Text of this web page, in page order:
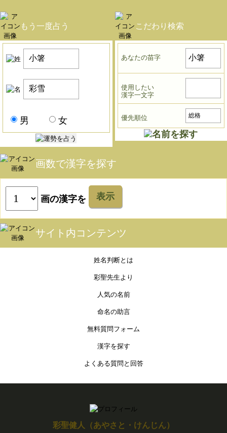
もう一度占う
男 女
こだわり検索
あなたの苗字
使用したい
漢字一文字
優先順位
画数で漢字を探す
画の漢字を 表示
サイト内コンテンツ
姓名判断とは
彩聖先生より
人気の名前
命名の助言
無料質問フォーム
漢字を探す
よくある質問と回答
彩聖健人（あやさと・けんじん）